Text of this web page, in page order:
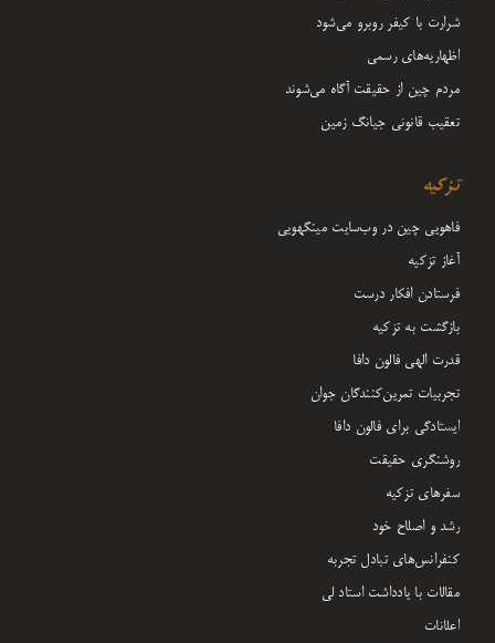
شرارت با کیفر روبرو می‌شود
اظهاریه‌های رسمی
مردم چین از حقیقت آگاه می‌شوند
تعقیب قانونی جیانگ زمین
تزکیه
فاهویی چین در وب‌سایت مینگهویی
آغاز تزکیه
فرستادن افکار درست
بازگشت به تزکیه
قدرت الهی فالون دافا
تجربیات تمرین‌کنندگان جوان
ایستادگی برای فالون دافا
روشنگری حقیقت
سفرهای تزکیه
رشد و اصلاح خود
کنفرانس‌های تبادل تجربه
مقالات با یادداشت‌ استاد لی
اعلانات